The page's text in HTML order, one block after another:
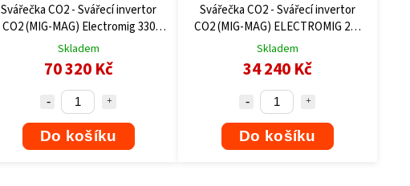
Svářečka CO2 - Svářecí invertor
CO2 (MIG-MAG) Electromig 330
Wave Telwin
Skladem
70 320 Kč
Do košíku
Svářečka CO2 - Svářecí invertor
CO2 (MIG-MAG) ELECTROMIG 220
Synergic Telwin
Skladem
34 240 Kč
Do košíku